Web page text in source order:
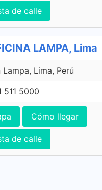
de calle
LAMPA, Lima
Lima, Perú
511 5000
Cómo llegar
de calle